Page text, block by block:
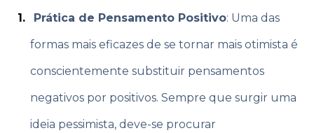
Prática de Pensamento Positivo: Uma das
formas mais eficazes de se tornar mais otimista é
conscientemente substituir pensamentos
negativos por positivos. Sempre que surgir uma
ideia pessimista, deve-se procurar